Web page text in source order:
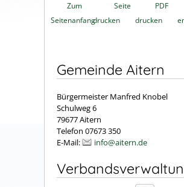
Zum
Seitenanfang
Seite
drucken
PDF
drucken
Gemeinde Aitern
Bürgermeister Manfred Knobel
Schulweg 6
79677 Aitern
Telefon 07673 350
E-Mail:
info@aitern.de